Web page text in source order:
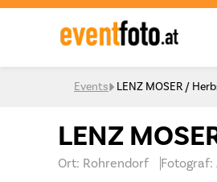
Skip to content
Events LENZ MOSER /
LENZ
Ort: Rohrendorf Fotograf: